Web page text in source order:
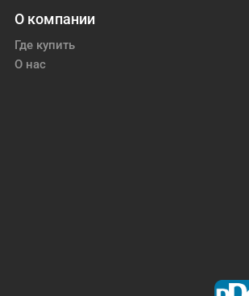
О компании
Где купить
О нас